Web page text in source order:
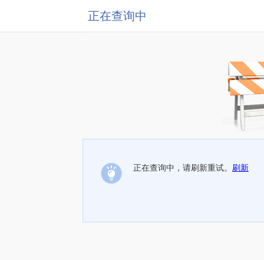
正在查询中
正在查询中，请刷新重试。 刷新